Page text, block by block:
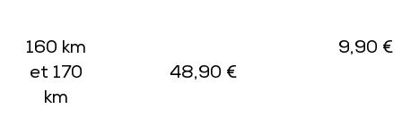
160 km
et 170
km
48,90 €
9,90 €